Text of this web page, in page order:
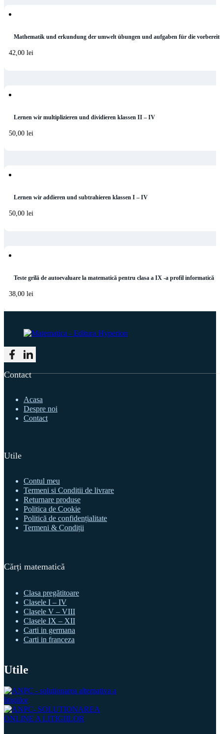
Mathematik und erkundung der umwelt übungen und aufgaben für die
42,00 lei
Lernen wir multiplizieren und dividieren klassen II – IV
50,00 lei
Lernen wir addieren und subtrahieren klassen I – IV
50,00 lei
Teste grilă de autoevaluare la matematică pentru clasa a IX -a profil informatică
38,00 lei
Follow me on Facebook
Follow me on LinkedIn
Contact
Acasa
Despre noi
Contact
Utile
Contul meu
Termeni si Conditii de livrare
Returnare produse
Politica de Cookie
Politică de confidențialitate
Termeni & Condiții
Cărți matematică
Clasa pregătitoare
Clasele I – IV
Clasele V – VIII
Clasele IX – XII
Carti in germana
Carti in franceza
Utile